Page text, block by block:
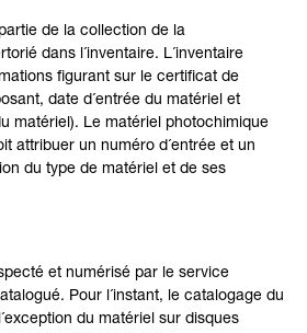
de la collection de la
dans l´inventaire. L´inventaire
figurant sur le certificat de
date d´entrée du matériel et
matériel). Le matériel photochimique
attribuer un numéro d´entrée et un
du type de matériel et de ses
et numérisé par le service
Pour l´instant, le catalogage du
du matériel sur disques